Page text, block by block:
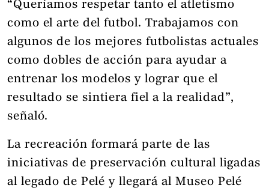
“Queríamos respetar tanto el atletismo
como el arte del futbol. Trabajamos con
algunos de los mejores futbolistas actuales
como dobles de acción para ayudar a
entrenar los modelos y lograr que el
resultado se sintiera fiel a la realidad”,
señaló.
La recreación formará parte de las
iniciativas de preservación cultural ligadas
al legado de Pelé y llegará al Museo Pelé